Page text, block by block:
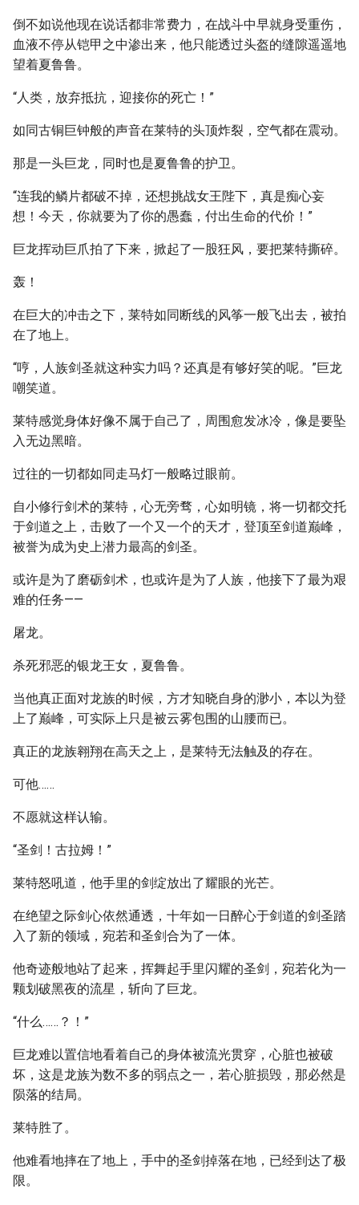
倒不如说他现在说话都非常费力，在战斗中早就身受重伤，
血液不停从铠甲之中渗出来，他只能透过头盔的缝隙遥遥地
望着夏鲁鲁。
“人类，放弃抵抗，迎接你的死亡！”
如同古铜巨钟般的声音在莱特的头顶炸裂，空气都在震动。
那是一头巨龙，同时也是夏鲁鲁的护卫。
“连我的鳞片都破不掉，还想挑战女王陛下，真是痴心妄
想！今天，你就要为了你的愚蠢，付出生命的代价！”
巨龙挥动巨爪拍了下来，掀起了一股狂风，要把莱特撕碎。
轰！
在巨大的冲击之下，莱特如同断线的风筝一般飞出去，被拍
在了地上。
“哼，人族剑圣就这种实力吗？还真是有够好笑的呢。”巨龙
嘲笑道。
莱特感觉身体好像不属于自己了，周围愈发冰冷，像是要坠
入无边黑暗。
过往的一切都如同走马灯一般略过眼前。
自小修行剑术的莱特，心无旁骛，心如明镜，将一切都交托
于剑道之上，击败了一个又一个的天才，登顶至剑道巅峰，
被誉为成为史上潜力最高的剑圣。
或许是为了磨砺剑术，也或许是为了人族，他接下了最为艰
难的任务——
屠龙。
杀死邪恶的银龙王女，夏鲁鲁。
当他真正面对龙族的时候，方才知晓自身的渺小，本以为登
上了巅峰，可实际上只是被云雾包围的山腰而已。
真正的龙族翱翔在高天之上，是莱特无法触及的存在。
可他……
不愿就这样认输。
“圣剑！古拉姆！”
莱特怒吼道，他手里的剑绽放出了耀眼的光芒。
在绝望之际剑心依然通透，十年如一日醉心于剑道的剑圣踏
入了新的领域，宛若和圣剑合为了一体。
他奇迹般地站了起来，挥舞起手里闪耀的圣剑，宛若化为一
颗划破黑夜的流星，斩向了巨龙。
“什么……？！”
巨龙难以置信地看着自己的身体被流光贯穿，心脏也被破
坏，这是龙族为数不多的弱点之一，若心脏损毁，那必然是
陨落的结局。
莱特胜了。
他难看地摔在了地上，手中的圣剑掉落在地，已经到达了极
限。